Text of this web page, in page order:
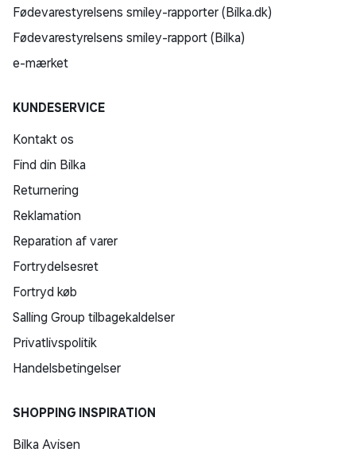
Fødevarestyrelsens smiley-rapporter (Bilka.dk)
Fødevarestyrelsens smiley-rapport (Bilka)
e-mærket
KUNDESERVICE
Kontakt os
Find din Bilka
Returnering
Reklamation
Reparation af varer
Fortrydelsesret
Fortryd køb
Salling Group tilbagekaldelser
Privatlivspolitik
Handelsbetingelser
SHOPPING INSPIRATION
Bilka Avisen